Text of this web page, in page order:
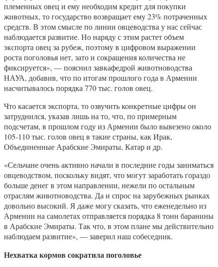
племенных овец и ему необходим кредит для покупки
животных, то государство возвращает ему 23% потраченных
средств. В этом смысле по линии овцеводства у нас сейчас
наблюдается развитие. Но наряду с этим растет объем
экспорта овец за рубеж, поэтому в цифровом выражении
роста поголовья нет, зато и сокращения количества не
фиксируется», — пояснил завкафедрой животноводства
НАУА, добавив, что по итогам прошлого года в Армении
насчитывалось порядка 770 тыс. голов овец.
Что касается экспорта, то озвучить конкретные цифры он
затруднился, указав лишь на то, что, по примерным
подсчетам, в прошлом году из Армении было вывезено около
105-110 тыс. голов овец в такие страны, как Ирак,
Объединенные Арабские Эмираты, Катар и др.
«Сельчане очень активно начали в последние годы заниматься
овцеводством, поскольку видят, что могут заработать гораздо
больше денег в этом направлении, нежели по остальным
отраслям животноводства. Да и спрос на зарубежных рынках
довольно высокий. Я даже могу сказать, что еженедельно из
Армении на самолетах отправляется порядка 8 тонн баранины
в Арабские Эмираты. Так что, в этом плане мы действительно
наблюдаем развитие», — заверил наш собеседник.
Нехватка кормов сократила поголовье